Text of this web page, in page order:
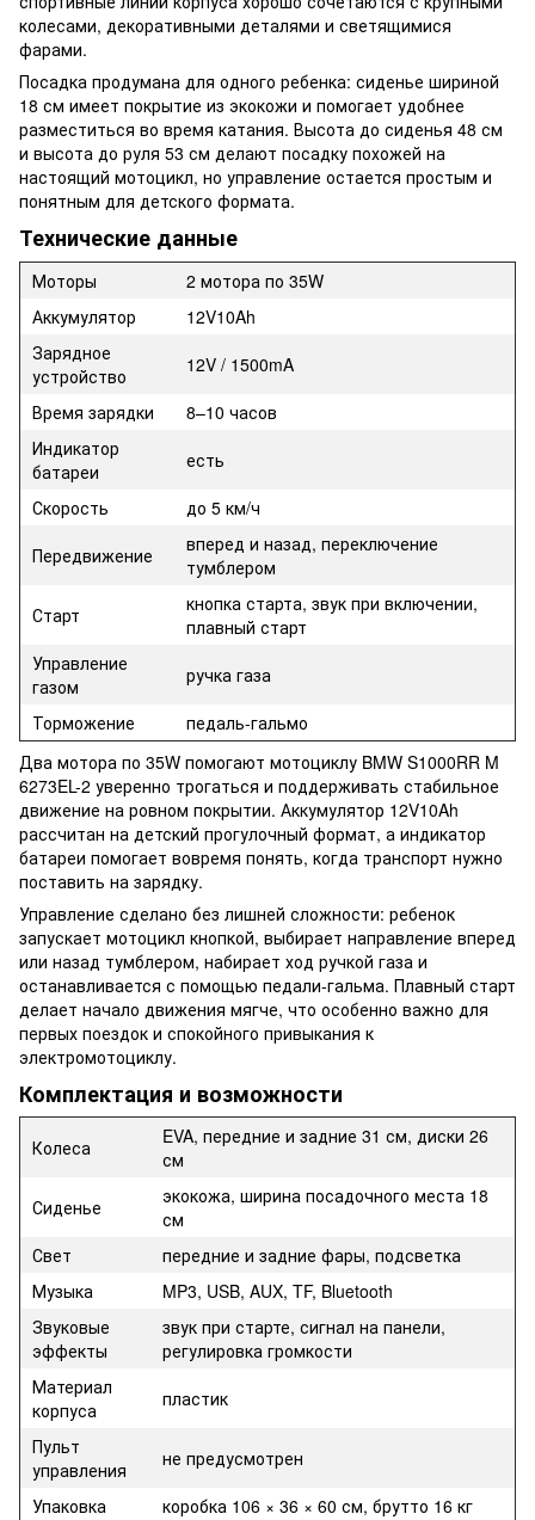
колесами, декоративными деталями и светящимися
фарами.
Посадка продумана для одного ребенка: сиденье шириной
18 см имеет покрытие из экокожи и помогает удобнее
разместиться во время катания. Высота до сиденья 48 см
и высота до руля 53 см делают посадку похожей на
настоящий мотоцикл, но управление остается простым и
понятным для детского формата.
Технические данные
Моторы
2 мотора по 35W
Аккумулятор
12V10Ah
Зарядное
устройство
12V / 1500mA
Время зарядки
8–10 часов
Индикатор
батареи
есть
Скорость
до 5 км/ч
Передвижение
вперед и назад, переключение
тумблером
Старт
кнопка старта, звук при включении,
плавный старт
Управление
газом
ручка газа
Торможение
педаль-гальмо
Два мотора по 35W помогают мотоциклу BMW S1000RR M
6273EL-2 уверенно трогаться и поддерживать стабильное
движение на ровном покрытии. Аккумулятор 12V10Ah
рассчитан на детский прогулочный формат, а индикатор
батареи помогает вовремя понять, когда транспорт нужно
поставить на зарядку.
Управление сделано без лишней сложности: ребенок
запускает мотоцикл кнопкой, выбирает направление вперед
или назад тумблером, набирает ход ручкой газа и
останавливается с помощью педали-гальма. Плавный старт
делает начало движения мягче, что особенно важно для
первых поездок и спокойного привыкания к
электромотоциклу.
Комплектация и возможности
Колеса
EVA, передние и задние 31 см, диски 26
см
Сиденье
экокожа, ширина посадочного места 18
см
Свет
передние и задние фары, подсветка
Музыка
MP3, USB, AUX, TF, Bluetooth
Звуковые
эффекты
звук при старте, сигнал на панели,
регулировка громкости
Материал
корпуса
пластик
Пульт
управления
не предусмотрен
Упаковка
коробка 106 × 36 × 60 см, брутто 16 кг